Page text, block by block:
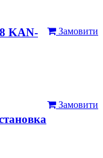
Замовити
KAN-
Замовити